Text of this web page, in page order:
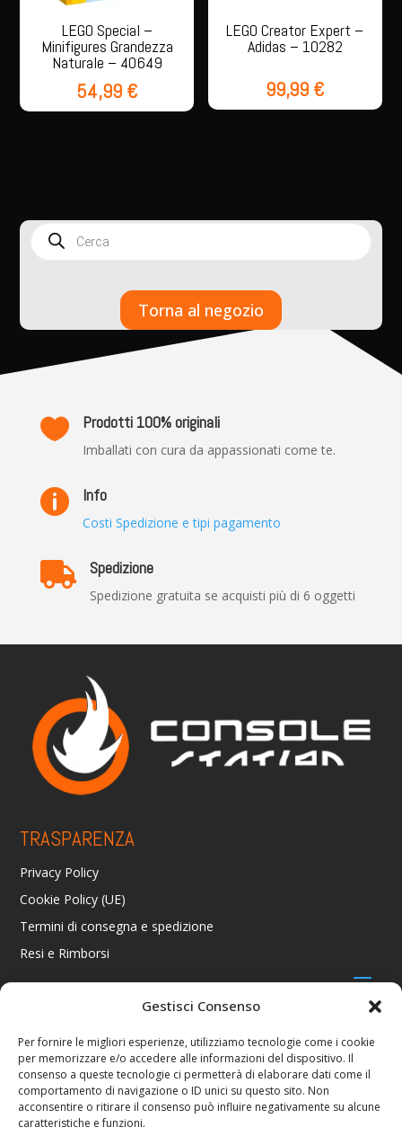
Gestisci Consenso
Per fornire le migliori esperienze, utilizziamo tecnologie come i cookie
per memorizzare e/o accedere alle informazioni del dispositivo. Il
consenso a queste tecnologie ci permetterà di elaborare dati come il
comportamento di navigazione o ID unici su questo sito. Non
acconsentire o ritirare il consenso può influire negativamente su alcune
caratteristiche e funzioni.
LEGO Special –
Minifigures Grandezza
Naturale – 40649
54,99 €
LEGO Creator Expert –
Adidas – 10282
99,99 €
search
Torna al negozio
 Prodotti 100% originali
Imballati con cura da appassionati come te.
 Info
Costi Spedizione e tipi pagamento
 Spedizione
Spedizione gratuita se acquisti più di 6 oggetti
TRASPARENZA
Privacy Policy
Cookie Policy (UE)
Termini di consegna e spedizione
Resi e Rimborsi
CONTATTI
Via R. Giuliani 70/c Rosso, 50141 Firenze FI
+39 055 4289002 / +39 392 2343100
info@consolestation.it
P.Iva 04990180483